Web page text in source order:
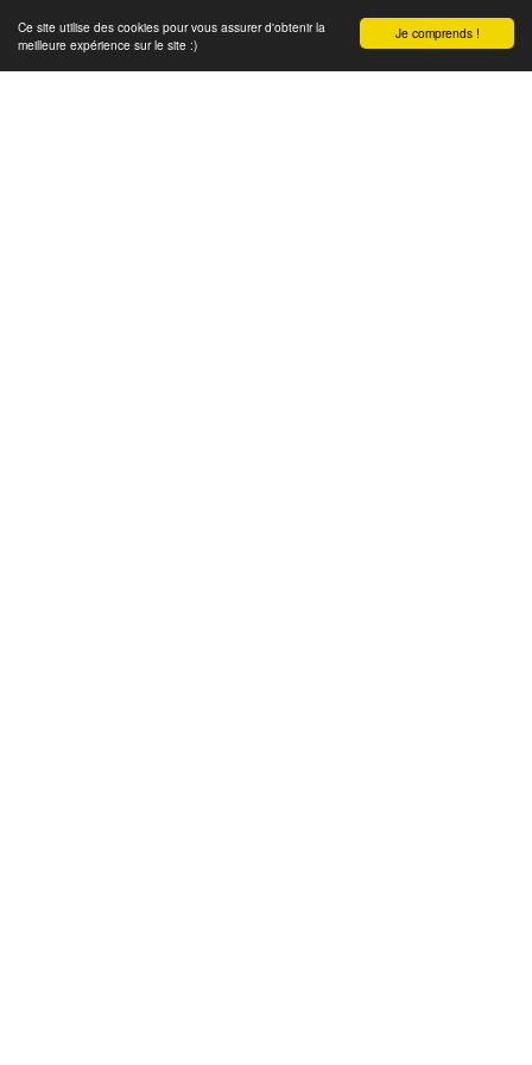
Je comprends !
Ce site utilise des cookies pour vous assurer d'obtenir la
meilleure expérience sur le site :)